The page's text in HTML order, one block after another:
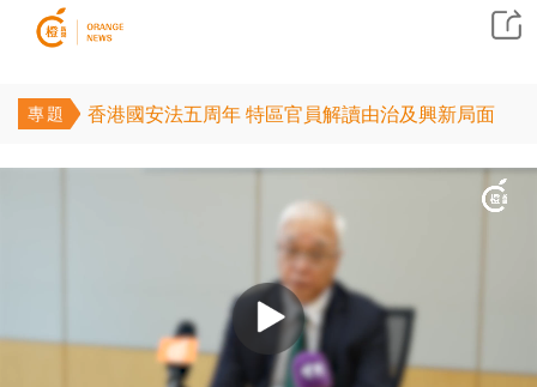
專題 香港國安法五周年 特區官員解讀由治及興新局面